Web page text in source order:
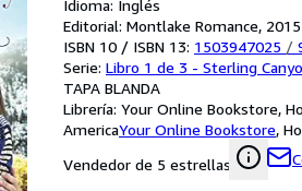
Idioma: Inglés
Editorial: Montlake Romance, 2015
ISBN 10 / ISBN 13: 1503947025 /
Serie: Libro 1 de 3 - Sterling
TAPA BLANDA
Librería: Your Online Bookstore,
AmericaYour Online Bookstore,
Vendedor de 5 estrellas